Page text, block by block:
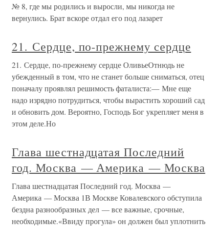
№ 8, где мы родились и выросли, мы никогда не
вернулись. Брат вскоре отдал его под лазарет
21. Сердце, по-прежнему сердце
21. Сердце, по-прежнему сердце ОливьеОтнюдь не
убежденный в том, что не станет больше сниматься, отец
поначалу проявлял решимость фаталиста:— Мне еще
надо изрядно потрудиться, чтобы вырастить хороший сад
и обновить дом. Вероятно, Господь Бог укрепляет меня в
этом деле.Но
Глава шестнадцатая Последний
год. Москва — Америка — Москва
Глава шестнадцатая Последний год. Москва —
Америка — Москва 1В Москве Ковалевского обступила
бездна разнообразных дел — все важные, срочные,
необходимые.«Ввиду прогула» он должен был уплотнить